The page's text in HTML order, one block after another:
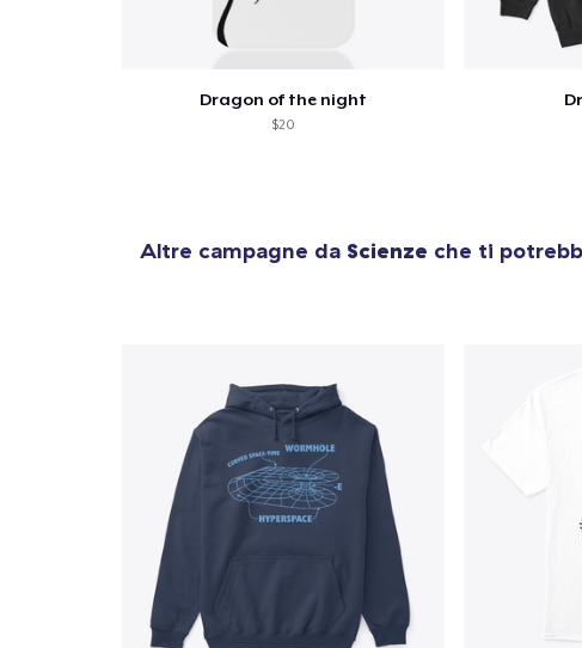
Dragon of the night
$20
Altre campagne da Scienze che ti